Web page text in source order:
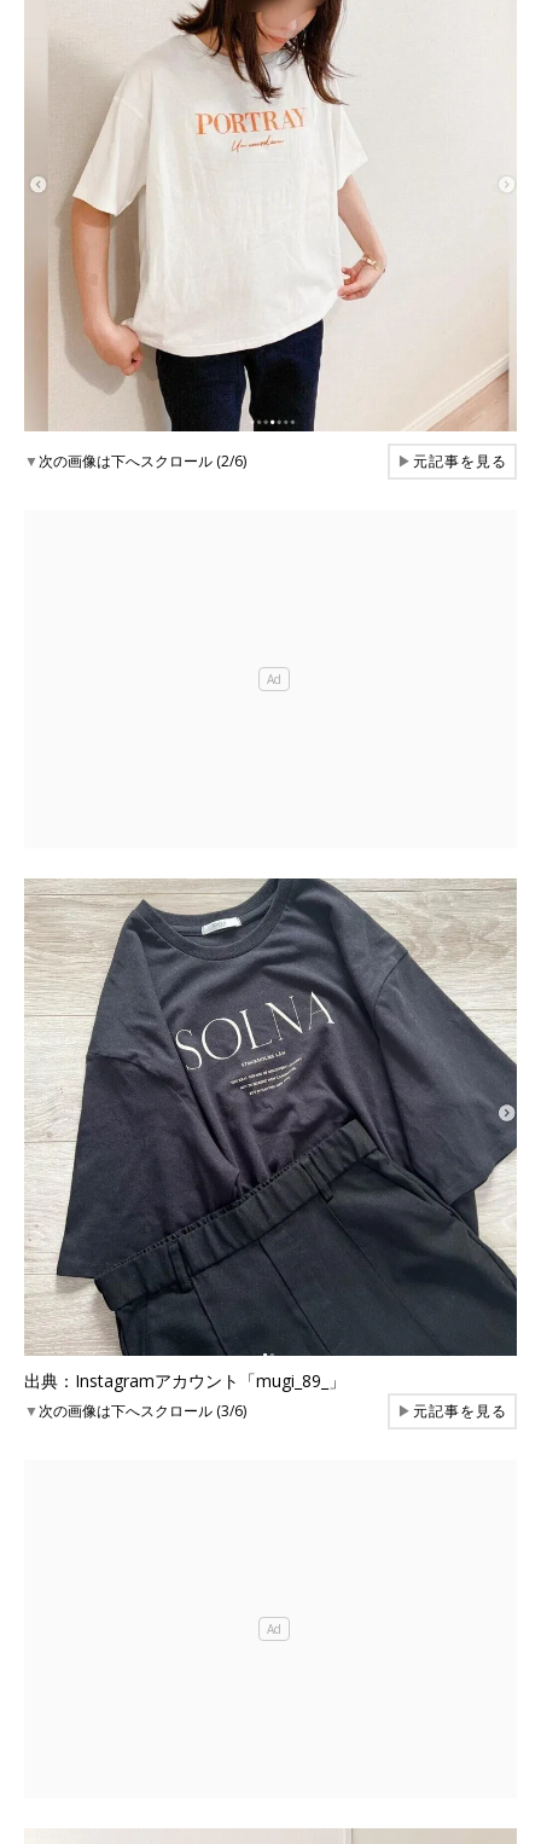
▼次の画像は下へスクロール (2/6) ▶元記事を見る
出典：Instagramアカウント「mugi_89_」
▼次の画像は下へスクロール (3/6) ▶元記事を見る